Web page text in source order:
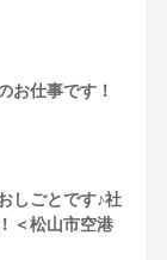
お仕事です！
しごとです♪社
＜松山市空港